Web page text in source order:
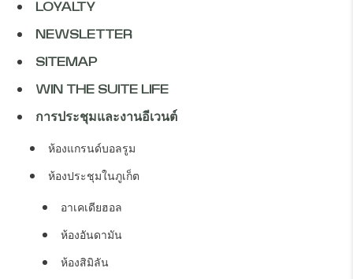
LOYALTY
NEWSLETTER
SITEMAP
WIN THE SUITE LIFE
การประชุมและงานอีเวนต์
ห้องแกรนด์บอลรูม
ห้องประชุมในภูเก็ต
อาเคเดียฮอล
ห้องอันดามัน
ห้องสิมิลัน